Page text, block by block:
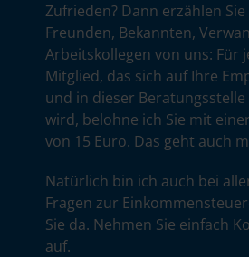
Zufrieden? Dann erzählen
Freunden, Bekannten,
Arbeitskollegen von uns: Für
Mitglied, das sich auf Ihre
und in dieser
wird, belohne ich Sie mit
von 15 Euro. Das geht auch
Natürlich bin ich auch bei
Fragen zur
Sie da. Nehmen Sie einfach
auf.